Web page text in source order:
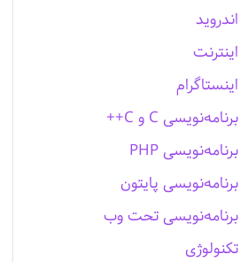
اندروید
اینترنت
اینستاگرام
برنامه‌نویسی C و C++
برنامه‌نویسی PHP
برنامه‌نویسی پایتون
برنامه‌نویسی تحت وب
تکنولوژی